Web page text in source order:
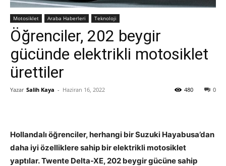
Motosiklet Araba Haberleri Teknoloji
Öğrenciler, 202 beygir
gücünde elektrikli motosiklet
ürettiler
Yazar Salih Kaya - Haziran 16, 2022 0
480
Hollandalı öğrenciler, herhangi bir Suzuki Hayabusa’dan
daha iyi özelliklere sahip bir elektrikli motosiklet
yaptılar. Twente Delta-XE, 202 beygir gücüne sahip